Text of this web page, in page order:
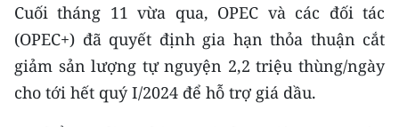
TRI THỨC CHUYÊN SÂU
54 DÂN TỘC VIỆT NAM
CHƯƠNG TRÌNH OCOP - MỖI XÃ
Cuối tháng 11 vừa qua, OPEC và các đối tác
(OPEC+) đã quyết định gia hạn thỏa thuận cắt
giảm sản lượng tự nguyện 2,2 triệu thùng/ngày
cho tới hết quý I/2024 để hỗ trợ giá dầu.